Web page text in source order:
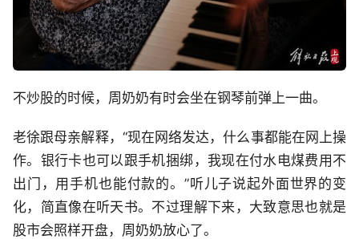
不炒股的时候，周奶奶有时会坐在钢琴前弹上一曲。
老徐跟母亲解释，“现在网络发达，什么事都能在网上操
作。银行卡也可以跟手机捆绑，我现在付水电煤费用不
出门，用手机也能付款的。”听儿子说起外面世界的变
化，简直像在听天书。不过理解下来，大致意思也就是
股市会照样开盘，周奶奶放心了。